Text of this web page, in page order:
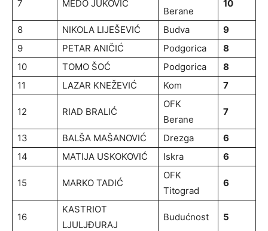
7 MEDO JUKOVIĆ
Berane
10
8 NIKOLA LIJEŠEVIĆ Budva
9
9
PETAR ANIČIĆ Podgorica
8
10
TOMO ŠOĆ Podgorica
8
11
LAZAR KNEŽEVIĆ Kom 7
12 RIAD BRALIĆ
OFK
Berane
7
13 BALŠA MAŠANOVIĆ Drezga
6
14
MATIJA USKOKOVIĆ Iskra 6
15 MARKO TADIĆ
OFK
Titograd
6
16
KASTRIOT
LJULJĐURAJ
Budućnost 5